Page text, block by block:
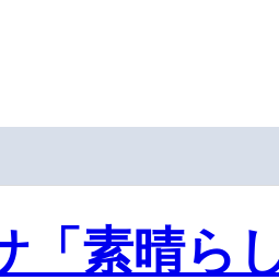
「素晴ら